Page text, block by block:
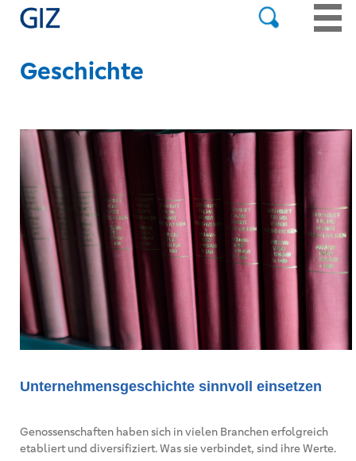
Geschichte
Unternehmensgeschichte sinnvoll einsetzen
Genossenschaften haben sich in vielen Branchen erfolgreich
etabliert und diversifiziert. Was sie verbindet, sind ihre Werte.